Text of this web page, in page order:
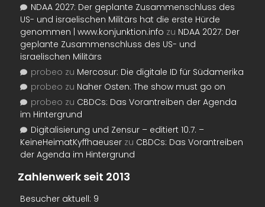
NDAA 2027: Der geplante Zusammenschluss des
US- und israelischen Militärs hat die erste Hürde
genommen | www.konjunktion.info zu NDAA 2027: Der
geplante Zusammenschluss des US- und
israelischen Militärs
probeo zu Mercosur: Die digitale ID für Südamerika
probeo zu Naher Osten: The show must go on
probeo zu CBDCs: Das Vorantreiben der Agenda
im Hintergrund
Digitalisierung und Zensur – editiert 10.7. –
KeineHeimatKyffhaeuser zu CBDCs: Das Vorantreiben
der Agenda im Hintergrund
Zahlenwerk seit 2013
Besucher aktuell: 9